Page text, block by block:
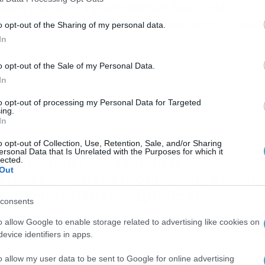
opt-out of the Sharing of my personal data.
opt-out of the Sale of my Personal Data.
opt-out of processing my Personal Data for Targeted
opt-out of Collection, Use, Retention, Sale, and/or Sharing
Data that Is Unrelated with the Purposes for which it
allow Google to enable storage related to advertising like cookies on
identifiers in apps.
allow my user data to be sent to Google for online advertising
Τριανταφύλλου: «Να
τον εθνικό ύμνο στο
την παρουσίαση των αθλητών – μελών της
τον Παναγιώτη Τριανταφύλλου, αθλητή της ξιφασκίας
αργυρό Παραολυμπιονίκη στο Ρίο και παγκόσμιο
στην Πολωνία το 2016. Συνέντευξη στην Χριστίνα
Ομως, ο Παναγιώτης κατέχει ένα ιδιαίτερο
καθώς […]
2016 15:16
«Δεν είμαστε
αλλά ίσοι με τους άλλους
αθλητές» (photos)
τα βασικά και τα πιο διακεκριμένα μέλη της εθνικής
ομάδας, ο Αντώνης Τσαπατάκης αποτελεί
ένα από τα πιο ισχυρά παραδείγματα προς μίμηση